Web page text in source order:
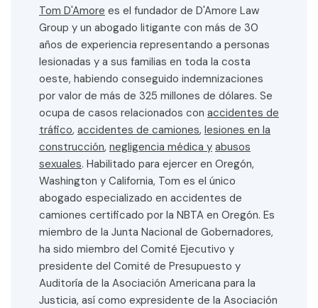
Tom D'Amore es el fundador de D'Amore Law
Group y un abogado litigante con más de 30
años de experiencia representando a personas
lesionadas y a sus familias en toda la costa
oeste, habiendo conseguido indemnizaciones
por valor de más de 325 millones de dólares. Se
ocupa de casos relacionados con accidentes de
tráfico, accidentes de camiones, lesiones en la
construcción, negligencia médica y abusos
sexuales. Habilitado para ejercer en Oregón,
Washington y California, Tom es el único
abogado especializado en accidentes de
camiones certificado por la NBTA en Oregón. Es
miembro de la Junta Nacional de Gobernadores,
ha sido miembro del Comité Ejecutivo y
presidente del Comité de Presupuesto y
Auditoría de la Asociación Americana para la
Justicia, así como expresidente de la Asociación